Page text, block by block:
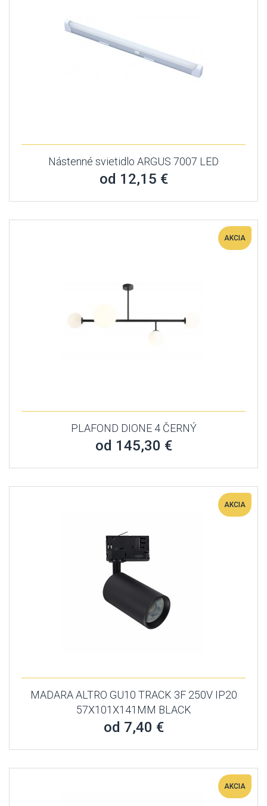
Nástenné svietidlo ARGUS 7007 LED
od 12,15 €
AKCIA
PLAFOND DIONE 4 ČERNÝ
od 145,30 €
AKCIA
MADARA ALTRO GU10 TRACK 3F 250V IP20
57X101X141MM BLACK
od 7,40 €
AKCIA